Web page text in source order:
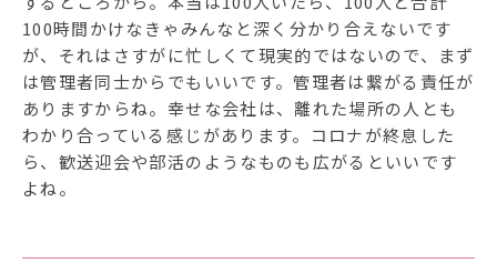
100時間かけなきゃみんなと深く分かり合えないです
が、それはさすがに忙しくて現実的ではないので、まず
は管理者同士からでもいいです。管理者は繋がる責任が
ありますからね。幸せな会社は、離れた場所の人とも
わかり合っている感じがあります。コロナが終息した
ら、歓送迎会や部活のようなものも広がるといいです
よね。